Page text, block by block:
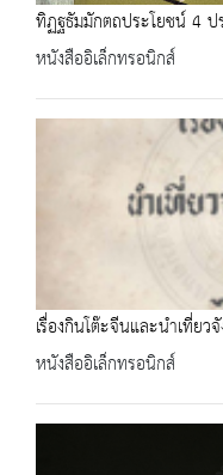
ทิฏฐธัมมักตถประโยชน์ 4
หนังสืออิเล็กทรอนิกส์
เรื่องกินโต๊ะจีนและนำเที่ยว
หนังสืออิเล็กทรอนิกส์